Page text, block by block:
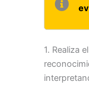
1. Realiza